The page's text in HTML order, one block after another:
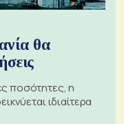
θα
ποσότητες, η
ιδιαίτερα